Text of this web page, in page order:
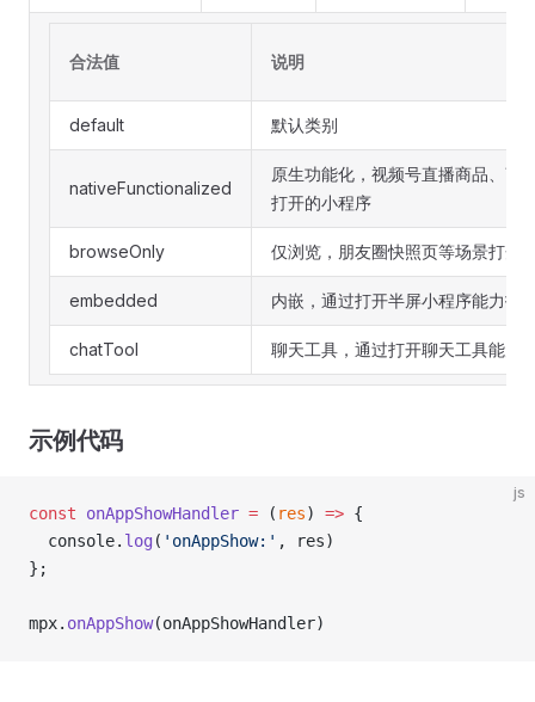
合法值 说明
default 默认类别
nativeFunctionalized
原生功能化，视频号直播商品、商
打开的小程序
browseOnly 仅浏览，朋友圈快照页等场景打开
embedded 内嵌，通过打开半屏小程序能力打
chatTool 聊天工具，通过打开聊天工具能力
示例代码
js
const onAppShowHandler = ( res) => {
  console.
log ( 'onAppShow:' , res)
};
mpx. onAppShow(onAppShowHandler)